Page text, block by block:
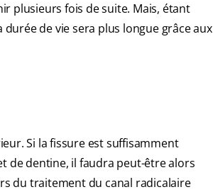
plusieurs fois de suite. Mais, étant
de vie sera plus longue grâce aux
Si la fissure est suffisamment
de dentine, il faudra peut-être alors
du traitement du canal radicalaire